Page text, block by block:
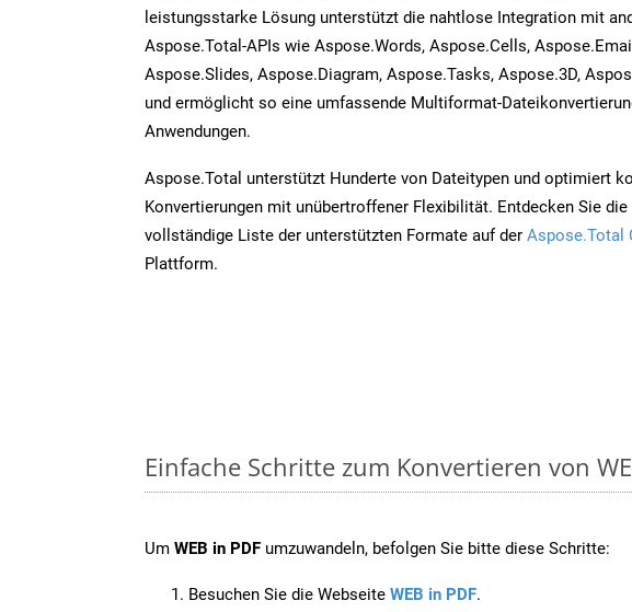
leistungsstarke Lösung unterstützt die nahtlose Integration mit
Aspose.Total-APIs wie Aspose.Words, Aspose.Cells,
Aspose.Slides, Aspose.Diagram, Aspose.Tasks, Aspose.3D,
und ermöglicht so eine umfassende Multiformat-
Anwendungen.
Aspose.Total unterstützt Hunderte von Dateitypen und optimiert
Konvertierungen mit unübertroffener Flexibilität. Entdecken Sie die
vollständige Liste der unterstützten Formate auf der Aspose.Total
Plattform.
Einfache Schritte zum Konvertieren von
Um WEB in PDF umzuwandeln, befolgen Sie bitte diese Schritte:
Besuchen Sie die Webseite WEB in PDF.